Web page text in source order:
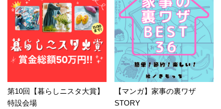
第10回【暮らしニスタ大賞】
特設会場
【マンガ】家事の裏ワザ
STORY